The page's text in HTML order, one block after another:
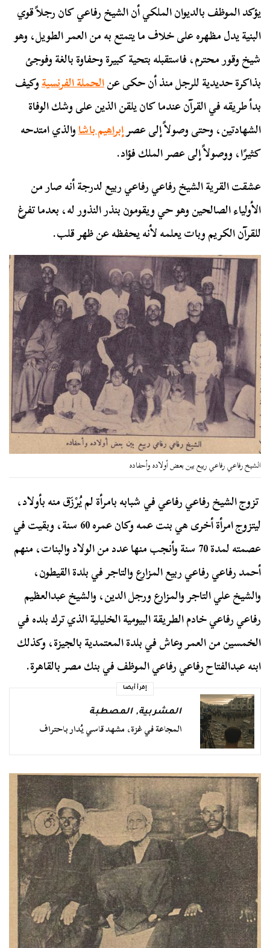
يؤكد الموظف بالديوان الملكي أن الشيخ رفاعي كان رجلاً قوي
البنية يدل مظهره على خلاف ما يتمتع به من العمر الطويل، وهو
شيخ وقور محترم، فاستقبله بتحية كبيرة وحفاوة بالغة وفوجئ
بذاكرة حديدية للرجل منذ أن حكى عنالحملة الفرنسيةوكيف
بدأ طريقه في القرآن عندما كان يلقن الذين على وشك الوفاة
الشهادتين، وحتى وصولاً إلى عصرإبراهيم باشاوالذي امتدحه
كثيرًا، ووصولاً إلى عصر الملك فؤاد.
عشقت القرية الشيخ رفاعي رفاعي ربيع لدرجة أنه صار من
الأولياء الصالحين وهو حي ويقومون بنذر النذور له، بعدما تفرغ
للقرآن الكريم وبات يعلمه لأنه يحفظه عن ظهر قلب.
الشيخ رفاعي رفاعي ربيع بين بعض أولاده وأحفاده
تزوج الشيخ رفاعي رفاعي في شبابه بامرأة لم يُرْزَق منه بأولاد،
ليتزوج امرأة أخرى هي بنت عمه وكان عمره 60 سنة، وبقيت في
عصمته لمدة 70 سنة وأنجب منها عدد من الولاد والبنات، منهم
أحمد رفاعي رفاعي ربيع المزارع والتاجر في بلدة القيطون،
والشيخ علي التاجر والمزارع ورجل الدين، والشيخ عبدالعظيم
رفاعي رفاعي خادم الطريقة البيومية الخليلية الذي ترك بلده في
الخمسين من العمر وعاش في بلدة المعتمدية بالجيزة، وكذلك
ابنه عبدالفتاح رفاعي رفاعي الموظف في بنك مصر بالقاهرة.
إقرأ أيضا
المشربية,المصطبة
المجاعة في غزة، مشهد قاسي يُدار باحتراف